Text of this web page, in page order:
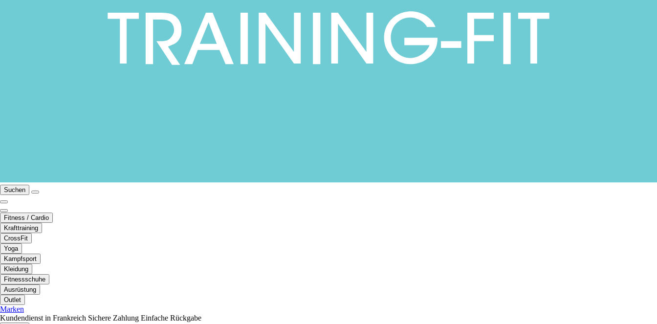
Suchen
Fitness / Cardio
Krafttraining
CrossFit
Yoga
Kampfsport
Kleidung
Fitnessschuhe
Ausrüstung
Outlet
Marken
Kundendienst in Frankreich Sichere Zahlung Einfache Rückgabe